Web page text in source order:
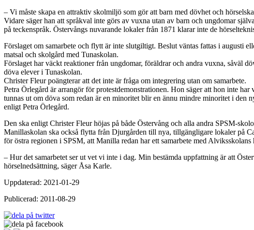
– Vi måste skapa en attraktiv skolmiljö som gör att barn med dövhet och
Vidare säger han att språkval inte görs av vuxna utan av barn och ungdomar
på teckenspråk. Östervångs nuvarande lokaler från 1871 klarar inte de
Förslaget om samarbete och flytt är inte slutgiltigt. Beslut väntas fattas i augusti
matsal och skolgård med Tunaskolan.
Förslaget har väckt reaktioner från ungdomar, föräldrar och andra vuxna, såväl
döva elever i Tunaskolan.
Christer Fleur poängterar att det inte är fråga om integrering utan om samarbete.
Petra Örlegård är arrangör för protestdemonstrationen. Hon säger att hon inte
tunnas ut om döva som redan är en minoritet blir en ännu mindre minoritet i den
enligt Petra Örlegård.
Den ska enligt Christer Fleur höjas på både Östervång och alla andra SPSM-
Manillaskolan ska också flytta från Djurgården till nya, tillgängligare lokaler på
för östra regionen i SPSM, att Manilla redan har ett samarbete med
– Hur det samarbetet ser ut vet vi inte i dag. Min bestämda uppfattning är att
hörselnedsättning, säger Åsa Karle.
Uppdaterad: 2021-01-29
Publicerad: 2011-08-29